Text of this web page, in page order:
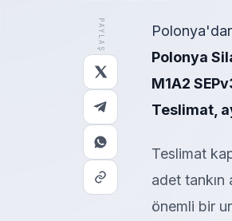
PAYLAŞ
Polonya
M1A2
Teslimat,
Teslimat
adet tankın
önemli bir